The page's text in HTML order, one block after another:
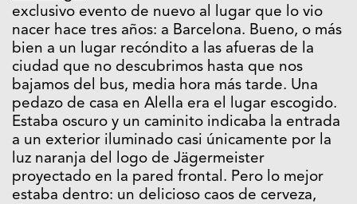
exclusivo evento de nuevo al lugar que lo vio
nacer hace tres años: a Barcelona. Bueno, o más
bien a un lugar recóndito a las afueras de la
ciudad que no descubrimos hasta que nos
bajamos del bus, media hora más tarde. Una
pedazo de casa en Alella era el lugar escogido.
Estaba oscuro y un caminito indicaba la entrada
a un exterior iluminado casi únicamente por la
luz naranja del logo de Jägermeister
proyectado en la pared frontal. Pero lo mejor
estaba dentro: un delicioso caos de cerveza,